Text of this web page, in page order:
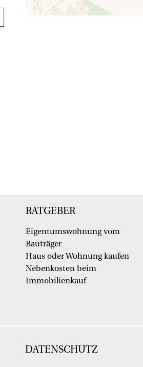
RATGEBER
Eigentumswohnung vom
Bauträger
Haus oder Wohnung kaufen
Nebenkosten beim
Immobilienkauf
DATENSCHUTZ